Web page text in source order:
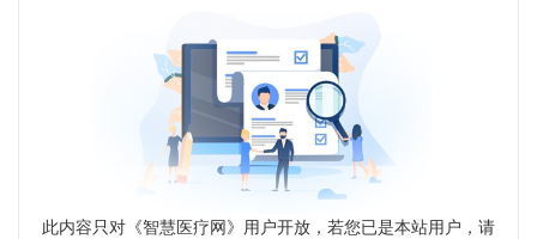
此内容只对《智慧医疗网》用户开放，若您已是本站用户，请